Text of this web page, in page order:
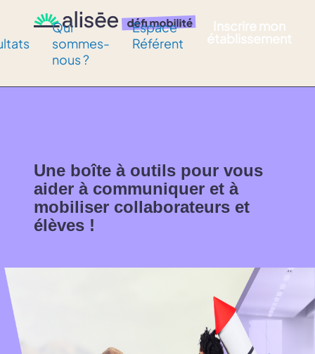
Qui
sommes-
nous ?
Espace
Référent
Inscrire mon
établissement
Une boîte à outils pour vous
aider à communiquer et à
mobiliser collaborateurs et
élèves !